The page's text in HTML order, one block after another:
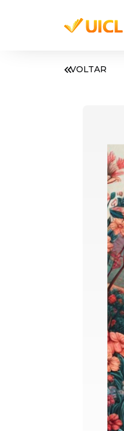
VOLTAR